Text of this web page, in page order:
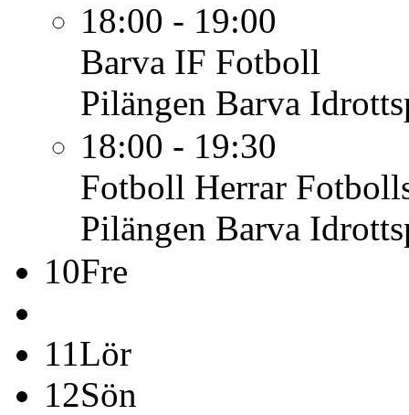
18:00 - 19:00
Barva IF Fotboll
Pilängen Barva
18:00 - 19:30
Fotboll Herrar
Pilängen Barva
10Fre
11Lör
12Sön